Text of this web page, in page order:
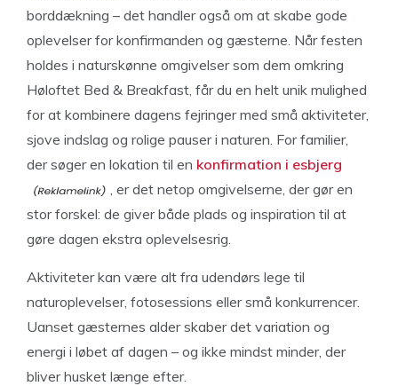
borddækning – det handler også om at skabe gode
oplevelser for konfirmanden og gæsterne. Når festen
holdes i naturskønne omgivelser som dem omkring
Høloftet Bed & Breakfast, får du en helt unik mulighed
for at kombinere dagens fejringer med små aktiviteter,
sjove indslag og rolige pauser i naturen. For familier,
der søger en lokation til en konfirmation i esbjerg
, er det netop omgivelserne, der gør en
stor forskel: de giver både plads og inspiration til at
gøre dagen ekstra oplevelsesrig.
Aktiviteter kan være alt fra udendørs lege til
naturoplevelser, fotosessions eller små konkurrencer.
Uanset gæsternes alder skaber det variation og
energi i løbet af dagen – og ikke mindst minder, der
bliver husket længe efter.